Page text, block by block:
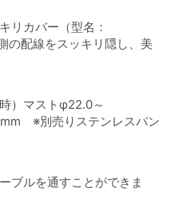
リカバー（型名：
の配線をスッキリ隠し、美
）マストφ22.0～
※別売りステンレスバン
ブルを通すことができま